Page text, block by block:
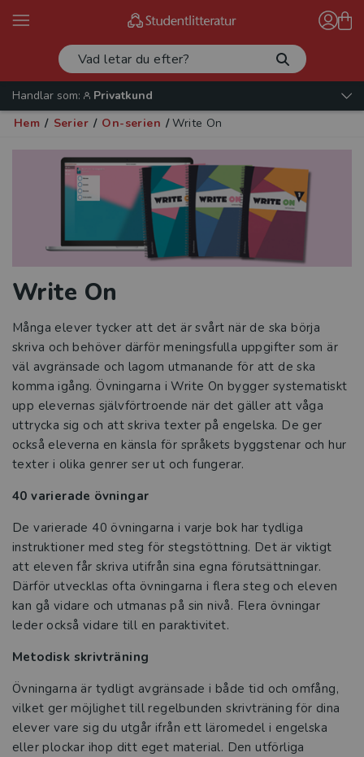
Handlar som:
Privatkund
Hem / Serier / On-serien / Write On
Write On
Många elever tycker att det är svårt när de ska börja
skriva och behöver därför meningsfulla uppgifter som är
väl avgränsade och lagom utmanande för att de ska
komma igång. Övningarna i Write On bygger systematiskt
upp elevernas självförtroende när det gäller att våga
uttrycka sig och att skriva texter på engelska. De ger
också eleverna en känsla för språkets byggstenar och hur
texter i olika genrer ser ut och fungerar.
40 varierade övningar
De varierade 40 övningarna i varje bok har tydliga
instruktioner med steg för stegstöttning. Det är viktigt
att eleven får skriva utifrån sina egna förutsättningar.
Därför utvecklas ofta övningarna i flera steg och eleven
kan gå vidare och utmanas på sin nivå. Flera övningar
leder också vidare till en paraktivitet.
Metodisk skrivträning
Övningarna är tydligt avgränsade i både tid och omfång,
vilket ger möjlighet till regelbunden skrivträning för dina
elever vare sig du utgår ifrån ett läromedel i engelska
eller plockar ihop ditt eget material. Den utförliga